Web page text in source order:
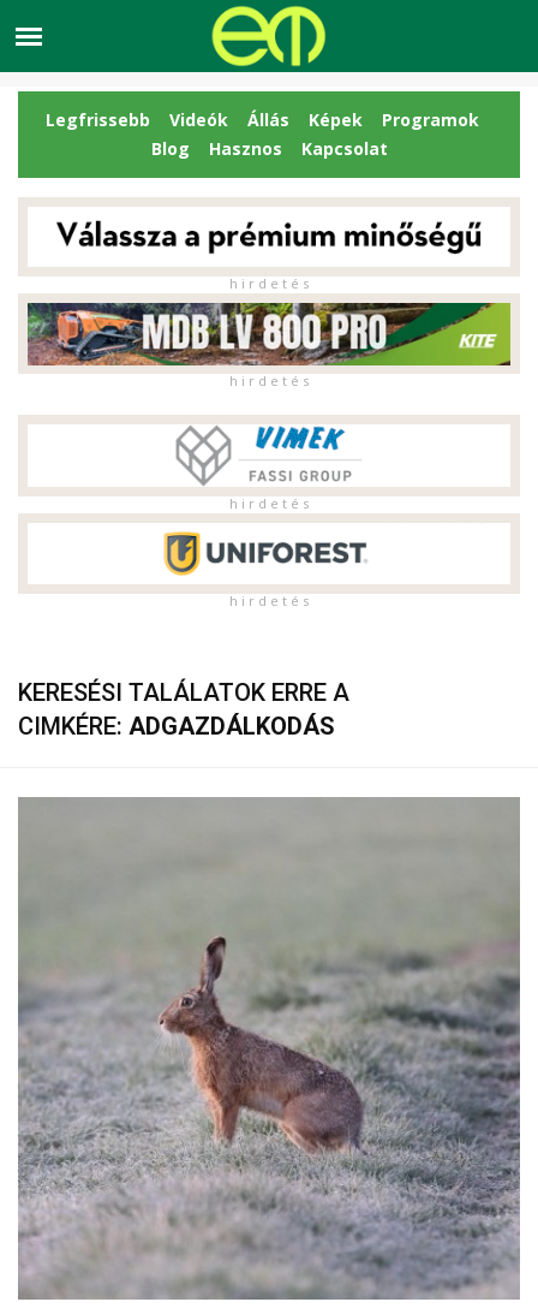
Legfrissebb Videók Állás Képek
Programok
Blog
Hasznos Kapcsolat
h i r d e t é s
h i r d e t é s
h i r d e t é s
h i r d e t é s
KERESÉSI TALÁLATOK ERRE A
CIMKÉRE: ADGAZDÁLKODÁS